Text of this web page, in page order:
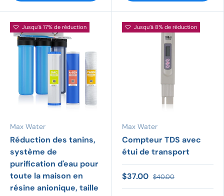
Jusqu’à 17% de réduction
Max Water
Réduction des tanins,
système de
purification d'eau pour
toute la maison en
résine anionique, taille
Jusqu’à 8% de réduction
Max Water
Compteur TDS avec
étui de transport
$37.00 $40.00